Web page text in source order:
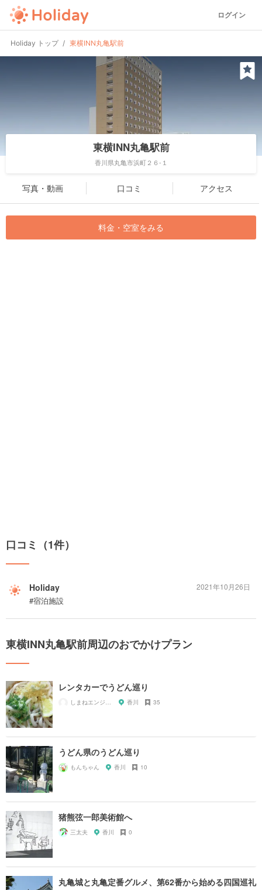
ログイン
Holiday トップ 東横INN丸亀駅前
東横INN丸亀駅前
香川県丸亀市浜町２６-１
写真・動画 口コミ アクセス
料金・空室をみる
口コミ（1件）
Holiday
#宿泊施設
2021年10月26日
東横INN丸亀駅前周辺のおでかけプラン
レンタカーでうどん巡り
香川 35
うどん県のうどん巡り
もんちゃん 香川 10
猪熊弦一郎美術館へ
三太夫 香川 0
丸亀城と丸亀定番グルメ、第62番から始める四国巡礼